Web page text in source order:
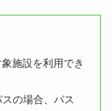
施設を利用でき
の場合、パス